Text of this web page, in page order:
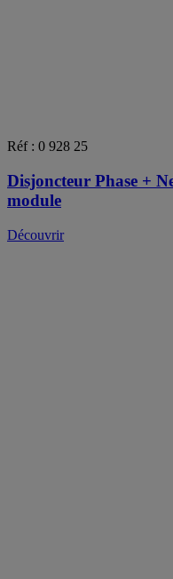
Réf : 0 928 25
Disjoncteur Phase +
module
Découvrir